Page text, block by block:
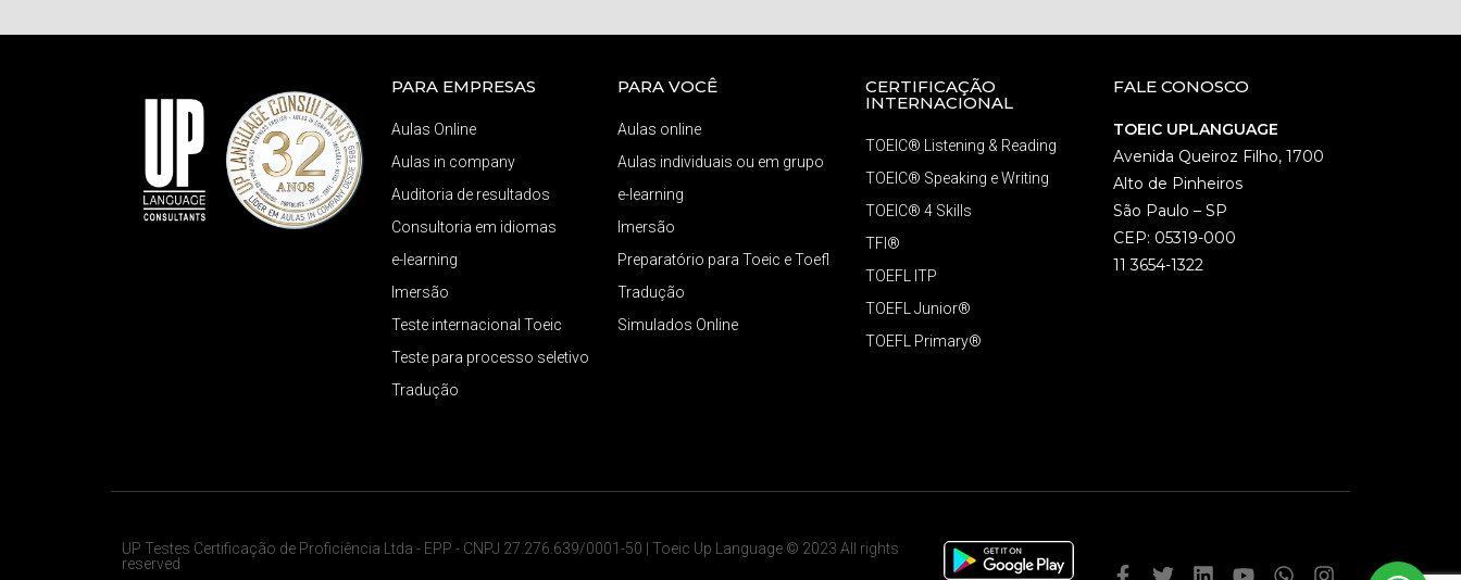
PARA EMPRESAS
Aulas Online
Aulas in company
Auditoria de resultados
Consultoria em idiomas
e-learning
Imersão
Teste internacional Toeic
Teste para processo seletivo
Tradução
PARA VOCÊ
Aulas online
Aulas individuais ou em grupo
e-learning
Imersão
Preparatório para Toeic e Toefl
Tradução
Simulados Online
CERTIFICAÇÃO
INTERNACIONAL
TOEIC® Listening & Reading
TOEIC® Speaking e Writing
TOEIC® 4 Skills
TFI®
TOEFL ITP
TOEFL Junior®
TOEFL Primary®
FALE CONOSCO
TOEIC UPLANGUAGE
Avenida Queiroz Filho, 1700
Alto de Pinheiros
São Paulo – SP
CEP: 05319-000
11 3654-1322
UP Testes Certificação de Proficiência Ltda - EPP - CNPJ 27.276.639/0001-50 | Toeic Up Language © 2023 All rights
reserved